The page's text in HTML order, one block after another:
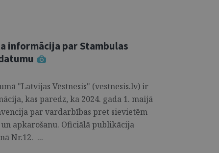
informācija par Stambulas
"Latvijas Vēstnesis" (vestnesis.lv) ir
kas paredz, ka 2024. gada 1. maijā
par vardarbības pret sievietēm
apkarošanu. Oficiālā publikācija
Nr.12. ...